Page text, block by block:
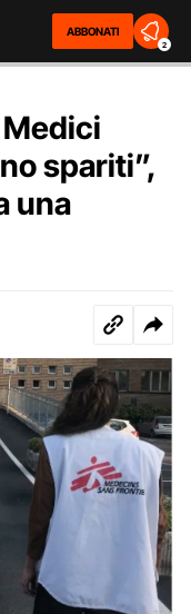
ABBONATI
2
spariti”,
una